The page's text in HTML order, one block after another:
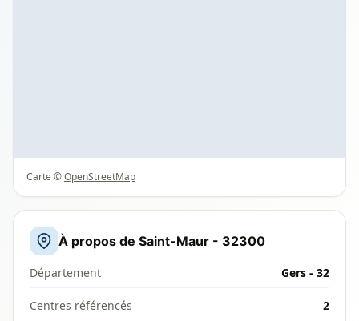
Carte ©OpenStreetMap
À propos de Saint-Maur - 32300
Département Gers - 32
Centres référencés
2